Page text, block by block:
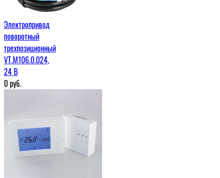
Электропривод
поворотный
трехпозиционный
VT.M106.0.024,
24 В
0руб.